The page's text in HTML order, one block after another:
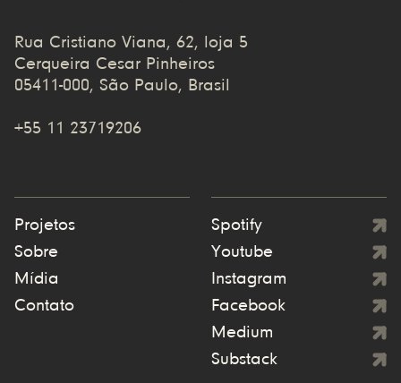
Rua Cristiano Viana, 62, loja 5
Cerqueira Cesar Pinheiros
05411-000, São Paulo, Brasil
+55 11 23719206
Projetos
Sobre
Mídia
Contato
Spotify
Youtube
Instagram
Facebook
Medium
Substack